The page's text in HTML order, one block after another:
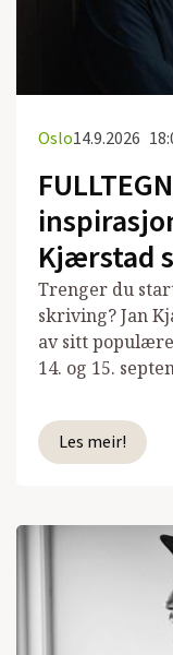
Oslo14.9.2026
Kjærstad
Trenger du
skriving? Jan
av sitt
14. og 15.
Les meir!